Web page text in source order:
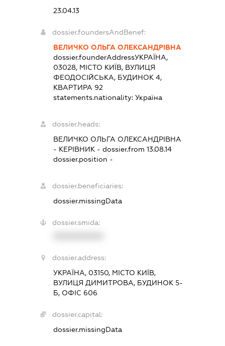
23.04.13
dossier.foundersAndBenef:
ВЕЛИЧКО ОЛЬГА ОЛЕКСАНДРІВНА
dossier.founderAddressУКРАЇНА,
03028, МІСТО КИЇВ, ВУЛИЦЯ
ФЕОДОСІЙСЬКА, БУДИНОК 4,
КВАРТИРА 92
statements.nationality: Україна
dossier.heads:
ВЕЛИЧКО ОЛЬГА ОЛЕКСАНДРІВНА
- КЕРІВНИК - dossier.from 13.08.14
dossier.position -
dossier.beneficiaries:
dossier.missingData
dossier.smida:
dossier.address:
УКРАЇНА, 03150, МІСТО КИЇВ,
ВУЛИЦЯ ДИМИТРОВА, БУДИНОК 5-
Б, ОФІС 606
dossier.capital:
dossier.missingData